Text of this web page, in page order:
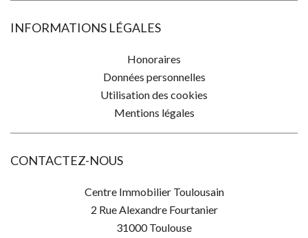
INFORMATIONS LÉGALES
Honoraires
Données personnelles
Utilisation des cookies
Mentions légales
CONTACTEZ-NOUS
Centre Immobilier Toulousain
2 Rue Alexandre Fourtanier
31000Toulouse